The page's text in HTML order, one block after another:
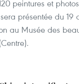
peintures et
présentée du 19
au Musée des